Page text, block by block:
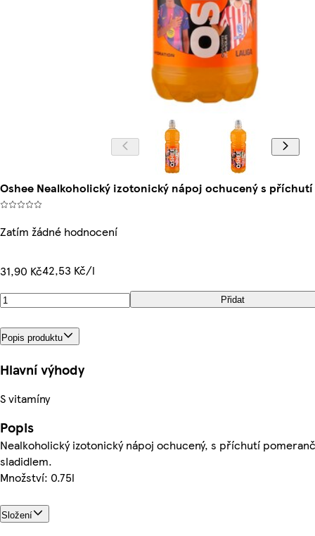
Oshee Nealkoholický izotonický nápoj ochucený s
Zatím žádné hodnocení
31,90 Kč42,53 Kč/l
Přidat
Popis produktu
Hlavní výhody
S vitamíny
Popis
Nealkoholický izotonický nápoj ochucený, s příchutí
sladidlem.
Množství: 0.75l
Složení